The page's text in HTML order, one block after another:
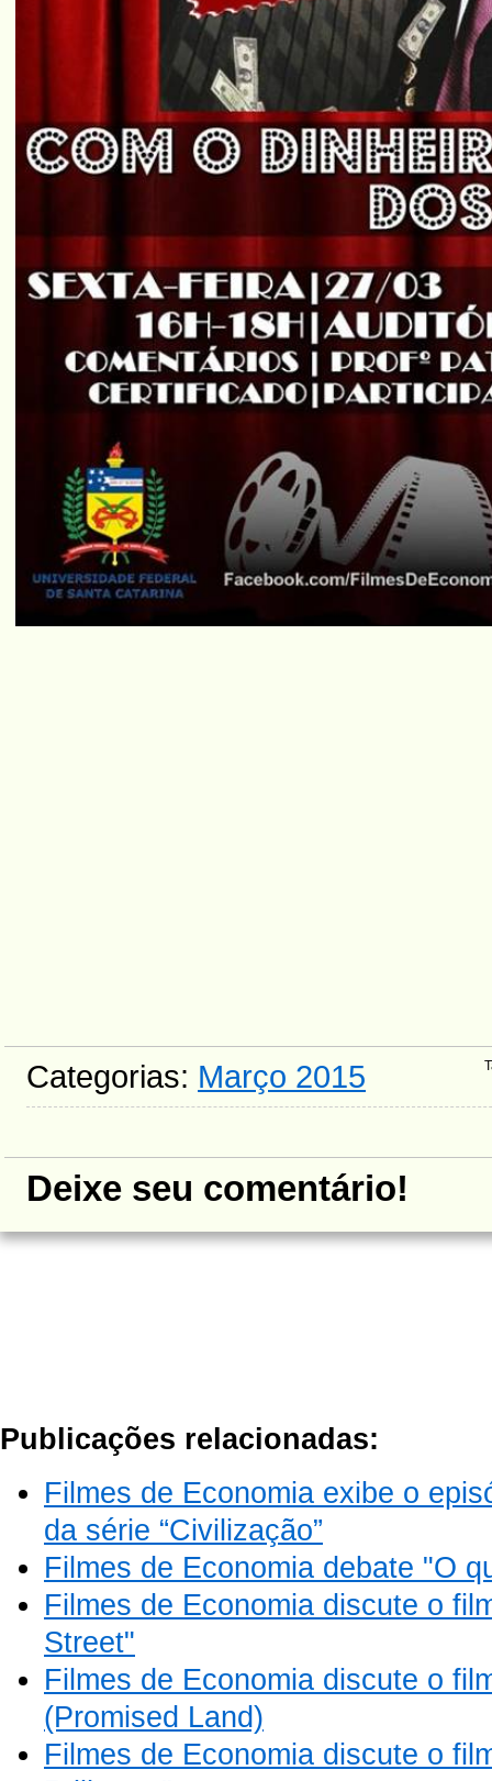
Categorias: Março 2015
Deixe seu comentário!
Publicações relacionadas:
Filmes de Economia exibe o
da série “Civilização”
Filmes de Economia debate "O
Filmes de Economia discute o
Street"
Filmes de Economia discute o
(Promised Land)
Filmes de Economia discute o